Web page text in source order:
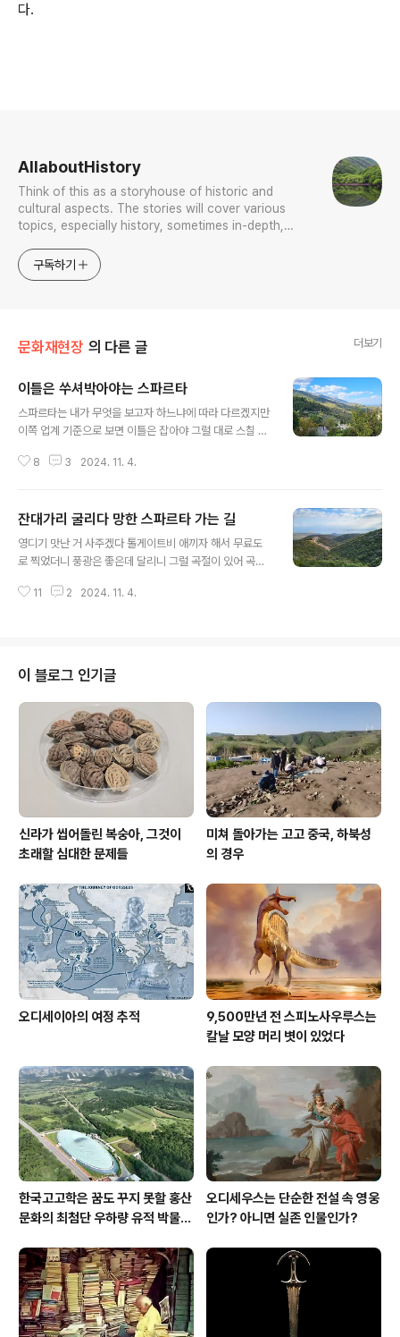
다.
AllaboutHistory
Think of this as a storyhouse of historic and
cultural aspects. The stories will cover various
topics, especially history, sometimes in-depth,
approach will be to resist any common sense or
generalized viewpoint
구독하기
문화재현장 의 다른 글 더보기
이틀은 쑤셔박아야는 스파르타
스파르타는 내가 무엇을 보고자 하느냐에 따라 다르겠지만
이쪽 업계 기준으로 보면 이틀은 잡아야 그럴 대로 스칠 만
박물관, 그리고 관련 고고유적을 섭렵하고 또 하루는 그 외
한다. 거대한 산능선 전체가 유적의 지뢰밭이고 꼭대기 캐
슬까지 둘러봐야 하는데 걸어올라야 한다. 나는 지금 미스
트라스 캐슬 정상 아래서 이 글을 쓴다. 온몸이 땀 범벅이
8 3 2024. 11. 4.
잔대가리 굴리다 망한 스파르타 가는 길
영디기 맛난 거 사주겠다 톨게이트비 애끼자 해서 무료도
로 찍었더니 풍광은 좋은데 달리니 그럴 곡절이 있어 곡옛
까닭을 알겠다. 요컨대 기름값이 더 나오겠다. 이래서 잔대
11 2 2024. 11. 4.
이 블로그 인기글
신라가 씹어돌린 복숭아, 그것이
초래할 심대한 문제들
미쳐 돌아가는 고고 중국, 하북성
의 경우
오디세이아의 여정 추적
9,500만년 전 스피노사우루스는
칼날 모양 머리 볏이 있었다
한국고고학은 꿈도 꾸지 못할 홍산
문화의 최첨단 우하량 유적 박물관
오디세우스는 단순한 전설 속 영웅
인가? 아니면 실존 인물인가?